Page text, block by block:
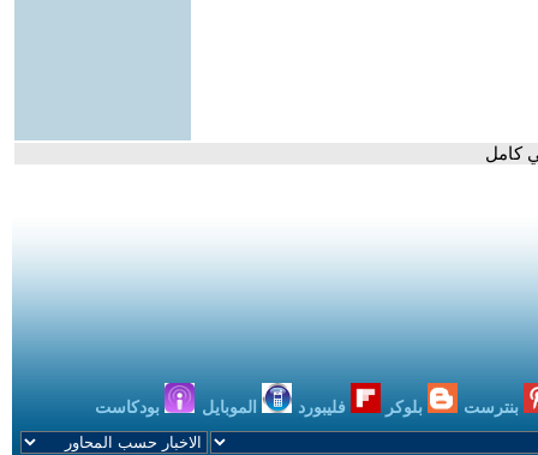
كامل
بنترست بلوكر فليبورد الموبايل بودكاست